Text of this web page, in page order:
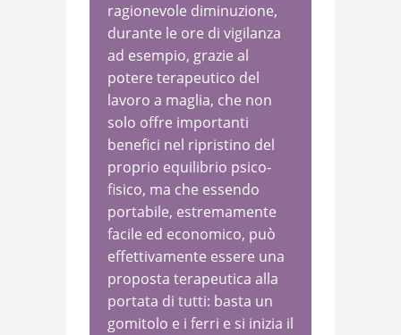
ragionevole diminuzione,
durante le ore di vigilanza
ad esempio, grazie al
potere terapeutico del
lavoro a maglia, che non
solo offre importanti
benefici nel ripristino del
proprio equilibrio psico-
fisico, ma che essendo
portabile, estremamente
facile ed economico, può
effettivamente essere una
proposta terapeutica alla
portata di tutti: basta un
gomitolo e i ferri e si inizia il